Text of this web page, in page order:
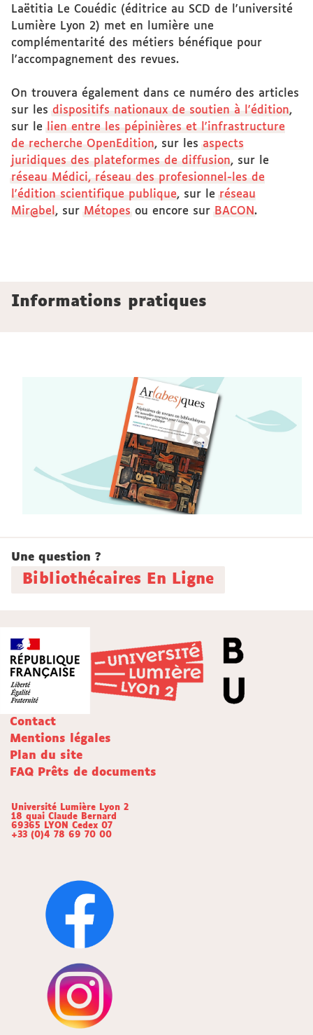
Laëtitia Le Couédic (éditrice au SCD de l'université
Lumière Lyon 2) met en lumière une
complémentarité des métiers bénéfique pour
l'accompagnement des revues.
On trouvera également dans ce numéro des articles
sur les dispositifs nationaux de soutien à l'édition,
sur le
lien entre les pépinières et l'infrastructure
de recherche OpenEdition, sur les aspects
juridiques des plateformes de diffusion, sur le
réseau Médici, réseau des profesionnel-les de
l'édition scientifique publique, sur le réseau
Mir@bel , sur Métopes ou encore sur BACON.
Informations pratiques
Une question ?
Bibliothécaires En Ligne
Contact
Mentions légales
Plan du site
FAQ Prêts de documents
Université Lumière Lyon 2
18 quai Claude Bernard
69365 LYON Cedex 07
+33 (0)4 78 69 70 00